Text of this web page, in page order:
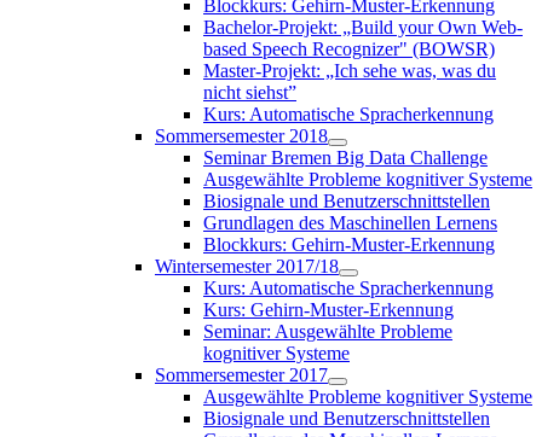
Blockkurs: Gehirn-Muster-Erkennung
Bachelor-Projekt: „Build your Own Web-
based Speech Recognizer" (BOWSR)
Master-Projekt: „Ich sehe was, was du
nicht siehst”
Kurs: Automatische Spracherkennung
Sommersemester 2018
Seminar Bremen Big Data Challenge
Ausgewählte Probleme kognitiver Systeme
Biosignale und Benutzerschnittstellen
Grundlagen des Maschinellen Lernens
Blockkurs: Gehirn-Muster-Erkennung
Wintersemester 2017/18
Kurs: Automatische Spracherkennung
Kurs: Gehirn-Muster-Erkennung
Seminar: Ausgewählte Probleme
kognitiver Systeme
Sommersemester 2017
Ausgewählte Probleme kognitiver Systeme
Biosignale und Benutzerschnittstellen